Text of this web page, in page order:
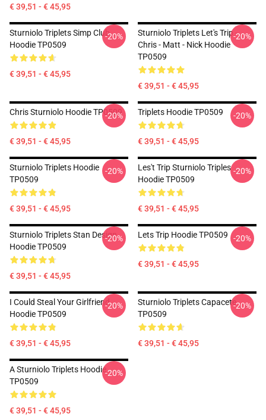
€ 39,51 - € 45,95
Sturniolo Triplets Simp Club
Hoodie TP0509
€ 39,51 - € 45,95
-20%
Sturniolo Triplets Let's Trip -
Chris - Matt - Nick Hoodie
TP0509
€ 39,51 - € 45,95
-20%
Chris Sturniolo Hoodie TP0509
€ 39,51 - € 45,95
-20% Triplets Hoodie TP0509
€ 39,51 - € 45,95
-20%
Sturniolo Triplets Hoodie
TP0509
€ 39,51 - € 45,95
-20%
Les't Trip Sturniolo Triples
Hoodie TP0509
€ 39,51 - € 45,95
-20%
Sturniolo Triplets Stan Design
Hoodie TP0509
€ 39,51 - € 45,95
-20% Lets Trip Hoodie TP0509
€ 39,51 - € 45,95
-20%
I Could Steal Your Girlfriend
Hoodie TP0509
€ 39,51 - € 45,95
-20%
Sturniolo Triplets Capacete
TP0509
€ 39,51 - € 45,95
-20%
A Sturniolo Triplets Hoodie
TP0509
€ 39,51 - € 45,95
-20%